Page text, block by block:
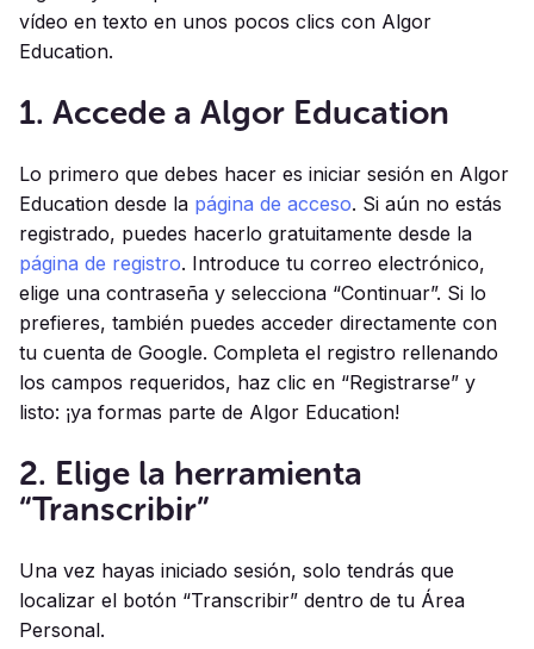
vídeo en texto en unos pocos clics con Algor
Education.
1. Accede a Algor Education
Lo primero que debes hacer es iniciar sesión en Algor
Education desde la página de acceso. Si aún no estás
registrado, puedes hacerlo gratuitamente desde la
página de registro. Introduce tu correo electrónico,
elige una contraseña y selecciona “Continuar”. Si lo
prefieres, también puedes acceder directamente con
tu cuenta de Google. Completa el registro rellenando
los campos requeridos, haz clic en “Registrarse” y
listo: ¡ya formas parte de Algor Education!
2. Elige la herramienta
“Transcribir”
Una vez hayas iniciado sesión, solo tendrás que
localizar el botón “Transcribir” dentro de tu Área
Personal.